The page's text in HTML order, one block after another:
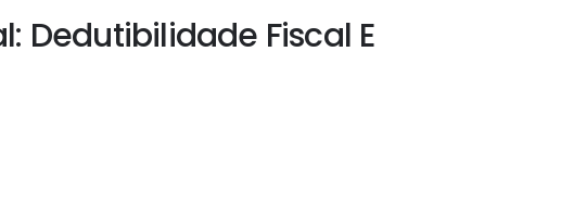
Dedutibilidade Fiscal E